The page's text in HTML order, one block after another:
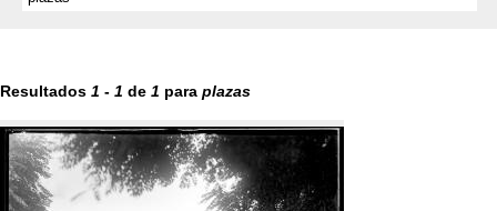
Resultados 1 - 1 de 1 para plazas